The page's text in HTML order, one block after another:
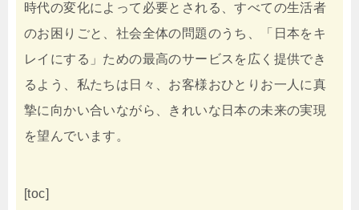
時代の変化によって必要とされる、すべての生活者
のお困りごと、社会全体の問題のうち、「日本をキ
レイにする」ための最高のサービスを広く提供でき
るよう、私たちは日々、お客様おひとりお一人に真
摯に向かい合いながら、きれいな日本の未来の実現
を望んでいます。
[toc]